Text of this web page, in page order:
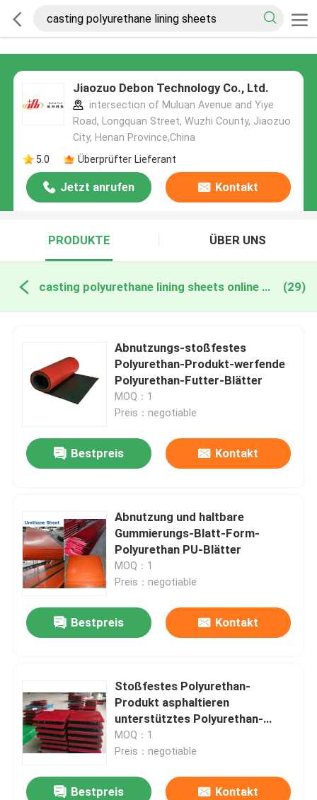
Jiaozuo Debon Technology Co., Ltd.
intersection of Muluan Avenue and Yiye
Road, Longquan Street, Wuzhi County, Jiaozuo
City, Henan Province,China
5.0
Überprüfter Lieferant
Jetzt anrufen Kontakt
PRODUKTE ÜBER UNS
casting polyurethane lining sheets online manufacture (29)
Abnutzungs-stoßfestes
Polyurethan-Produkt-werfende
Polyurethan-Futter-Blätter
MOQ：1
Preis：negotiable
Bestpreis Kontakt
Abnutzung und haltbare
Gummierungs-Blatt-Form-
Polyurethan PU-Blätter
MOQ：1
Preis：negotiable
Bestpreis Kontakt
Stoßfestes Polyurethan-
Produkt asphaltieren
unterstütztes Polyurethan-
Futter-Blatt
MOQ：1
Preis：negotiable
Bestpreis Kontakt